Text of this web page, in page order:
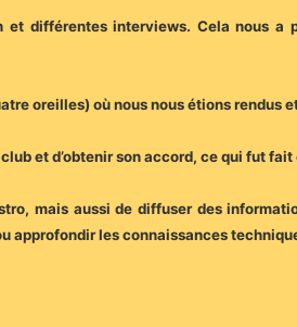
et différentes interviews. Cela nous
oreilles) où nous nous étions rendus
et d’obtenir son accord, ce qui fut
mais aussi de diffuser des
approfondir les connaissances